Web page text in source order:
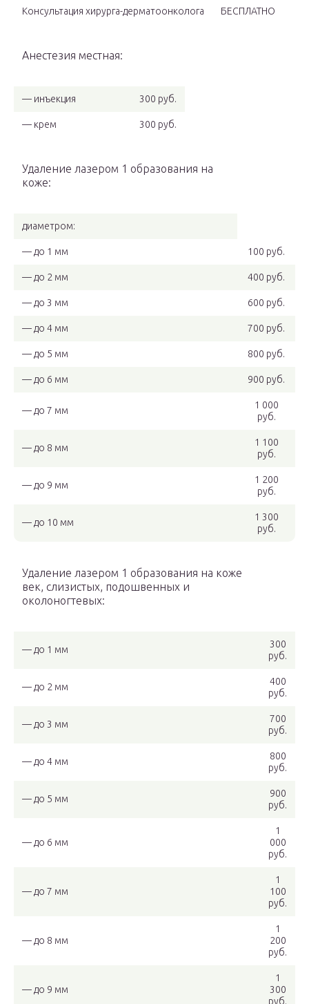
Консультация хирурга-дерматоонколога БЕСПЛАТНО
Анестезия местная:
— инъекция 300 руб.
— крем 300 руб.
Удаление лазером 1 образования на
коже:
диаметром:
— до 1 мм 100 руб.
— до 2 мм 400 руб.
— до 3 мм 600 руб.
— до 4 мм 700 руб.
— до 5 мм 800 руб.
— до 6 мм 900 руб.
— до 7 мм
1 000
руб.
— до 8 мм
1 100
руб.
— до 9 мм
1 200
руб.
— до 10 мм
1 300
руб.
Удаление лазером 1 образования на коже
век, слизистых, подошвенных и
околоногтевых:
— до 1 мм
300
руб.
— до 2 мм
400
руб.
— до 3 мм
700
руб.
— до 4 мм
800
руб.
— до 5 мм
900
руб.
— до 6 мм
1
000
руб.
— до 7 мм
1
100
руб.
— до 8 мм
1
200
руб.
— до 9 мм
1
300
руб.